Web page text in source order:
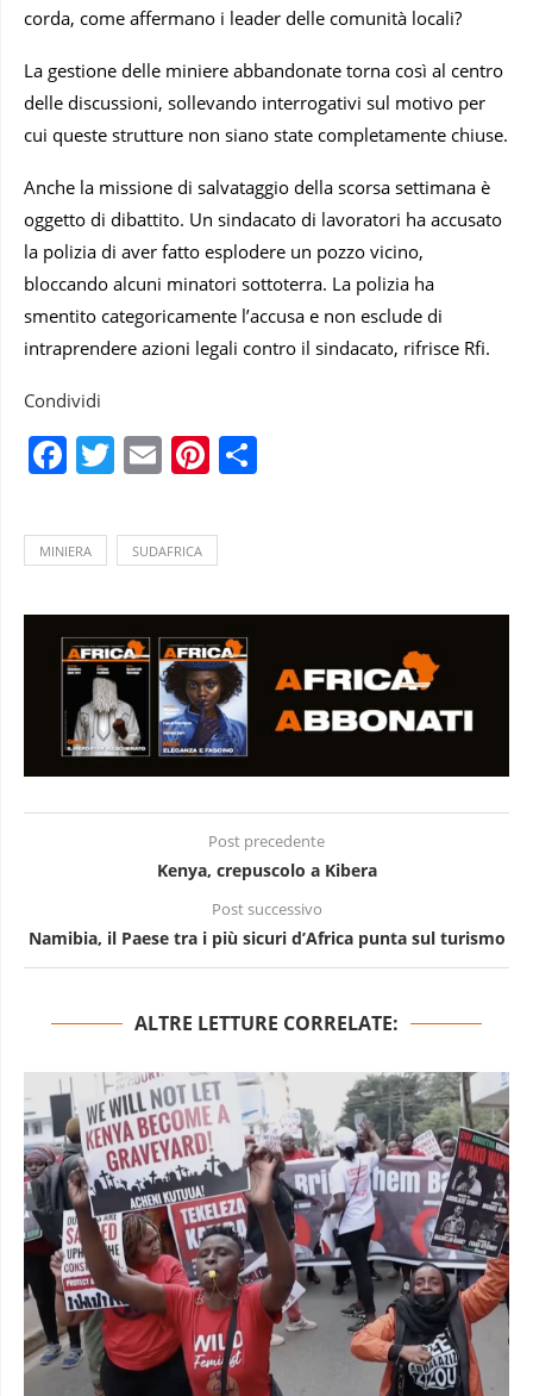
corda, come affermano i leader delle comunità locali?
La gestione delle miniere abbandonate torna così al centro
delle discussioni, sollevando interrogativi sul motivo per
cui queste strutture non siano state completamente chiuse.
Anche la missione di salvataggio della scorsa settimana è
oggetto di dibattito. Un sindacato di lavoratori ha accusato
la polizia di aver fatto esplodere un pozzo vicino,
bloccando alcuni minatori sottoterra. La polizia ha
smentito categoricamente l’accusa e non esclude di
intraprendere azioni legali contro il sindacato, rifrisce Rfi.
Condividi
Facebook
Twitter
EmailPinterest
MINIERA SUDAFRICA
Post precedente
Kenya, crepuscolo a Kibera
Post successivo
Namibia, il Paese tra i più sicuri d’Africa punta sul turismo
ALTRE LETTURE CORRELATE: